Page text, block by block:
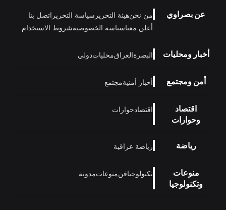
عن بصراوي من نحنهيئة التحرير سياسة التحرير اتصل بنا
أعلن معناسياسة الخصوصيةشروط الاستخدام
أخبار ومحليات البصرةالعراقمحلياتدولي
أمن ومجتمع أخبار أمنيةمجتمع
اقتصاد
وحوارات
اقتصادحوارات
رياضة رياضة عراقية
منوعات
وتكنولوجيا
تكنولوجيافنمنوعاتمدونة